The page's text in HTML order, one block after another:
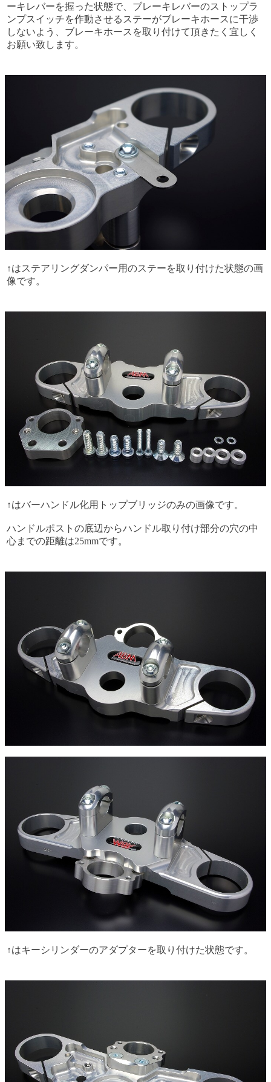
ーキレバーを握った状態で、ブレーキレバーのストップラ
ンプスイッチを作動させるステーがブレーキホースに干渉
しないよう、ブレーキホースを取り付けて頂きたく宜しく
お願い致します。
↑はステアリングダンパー用のステーを取り付けた状態の画
像です。
↑はバーハンドル化用トップブリッジのみの画像です。
ハンドルポストの底辺からハンドル取り付け部分の穴の中
心までの距離は25mmです。
↑はキーシリンダーのアダプターを取り付けた状態です。